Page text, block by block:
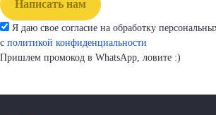
Написать нам
Я даю свое согласие на обработку
с политикой конфиденциальности
Пришлем промокод в WhatsApp, ловите :)